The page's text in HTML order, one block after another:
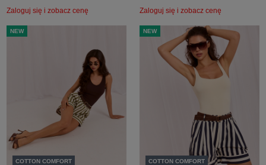
Zaloguj się i zobacz cenę Zaloguj się i zobacz cenę
NEW
COTTON COMFORT
NEW
COTTON COMFORT